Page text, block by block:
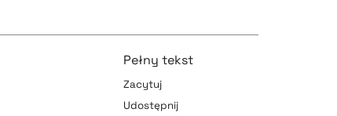
Pełny tekst
Zacytuj
Udostępnij